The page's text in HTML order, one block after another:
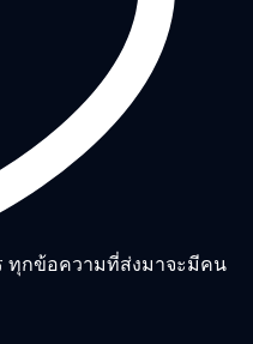
กข้อความที่ส่งมาจะมีคน